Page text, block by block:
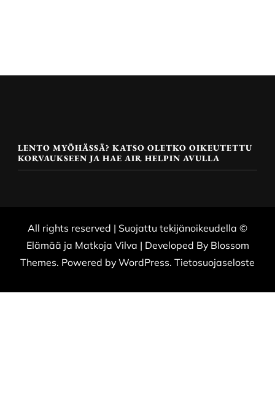
LENTO MYÖHÄSSÄ? KATSO OLETKO OIKEUTETTU
KORVAUKSEEN JA HAE AIR HELPIN AVULLA
All rights reserved | Suojattu tekijänoikeudella ©
Elämää ja Matkoja Vilva | Developed By Blossom
Themes. Powered byWordPress. Tietosuojaseloste